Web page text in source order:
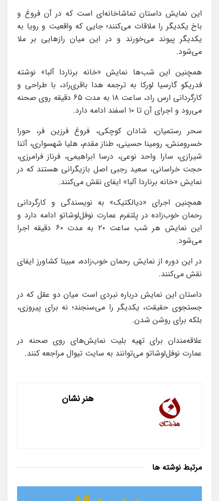
این نمایش داستان تماشاخانه‌ای است که در آن فروغ و
باخ یکدیگر را ملاقات می‌کنند؛ جایی که واقعیت و رویا به
یکدیگر پیوند می‌خورند و در این میان رازهایی بر ملا
می‌شود.
همچنین این شب‌ها نمایش «خانه برناردا آلبا» نوشته
فدریکو گارسیا لورکا به ترجمه هدا باقری‌راد، با طراحی و
کارگردانی ارس راد، ساعت ۱۸ به مدت ۶۵ دقیقه روی صحنه
می‌رود و اجرای آن تا ۱۰ اسفند ادامه دارد.
سحر ‌رستمیان، شادان ‌کوچکی، فروغ ‌فرزین ‌فر، حورا
‌خسرومنش، رومینا ‌حسینی، طناز ‌مقدم، هلیا ‌شهسواری، آتنا
‌شیرازی، سارا ‌واحد ‌نوعی، درسا ‌ابراهیمی، فرناز ‌فرامرزی،
حجت ‌خراسانی، سعید ‌رجبی ‌اصل بازیگرانی هستند که در
نمایش «خانه برناردا آلبا» ایفای نقش می‌کنند.
همچنین اجرای «دیالکتیک» به نویسندگی و کارگردانی
رحمان خوب‌زاده در پلتفرم عمارت نوفل‌لوشاتو ادامه دارد و
این نمایش هر شب ساعت ۲۰ به مدت ۶۰ دقیقه اجرا
می‌شود.
در این دوره از نمایش رحمان ‌خوب‌زاده، مبینا کشاورز ایفای
نقش می‌کنند.
داستان این نمایش درباره نبردی است میان دو عقل که در
جستجوی حقیقت، یکدیگر را می‌سنجند؛ نه برای پیروزی،
بلکه برای روشن شدن.
علاقه‌مندان برای تهیه بلیت نمایش‌های روی صحنه در
عمارت نوفل‌لوشاتو می‌توانند به سایت تیوال مراجعه کنند.
هنر نشان
مرتبط نوشته ها